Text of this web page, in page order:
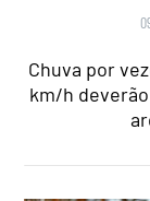
Chuva por
km/h